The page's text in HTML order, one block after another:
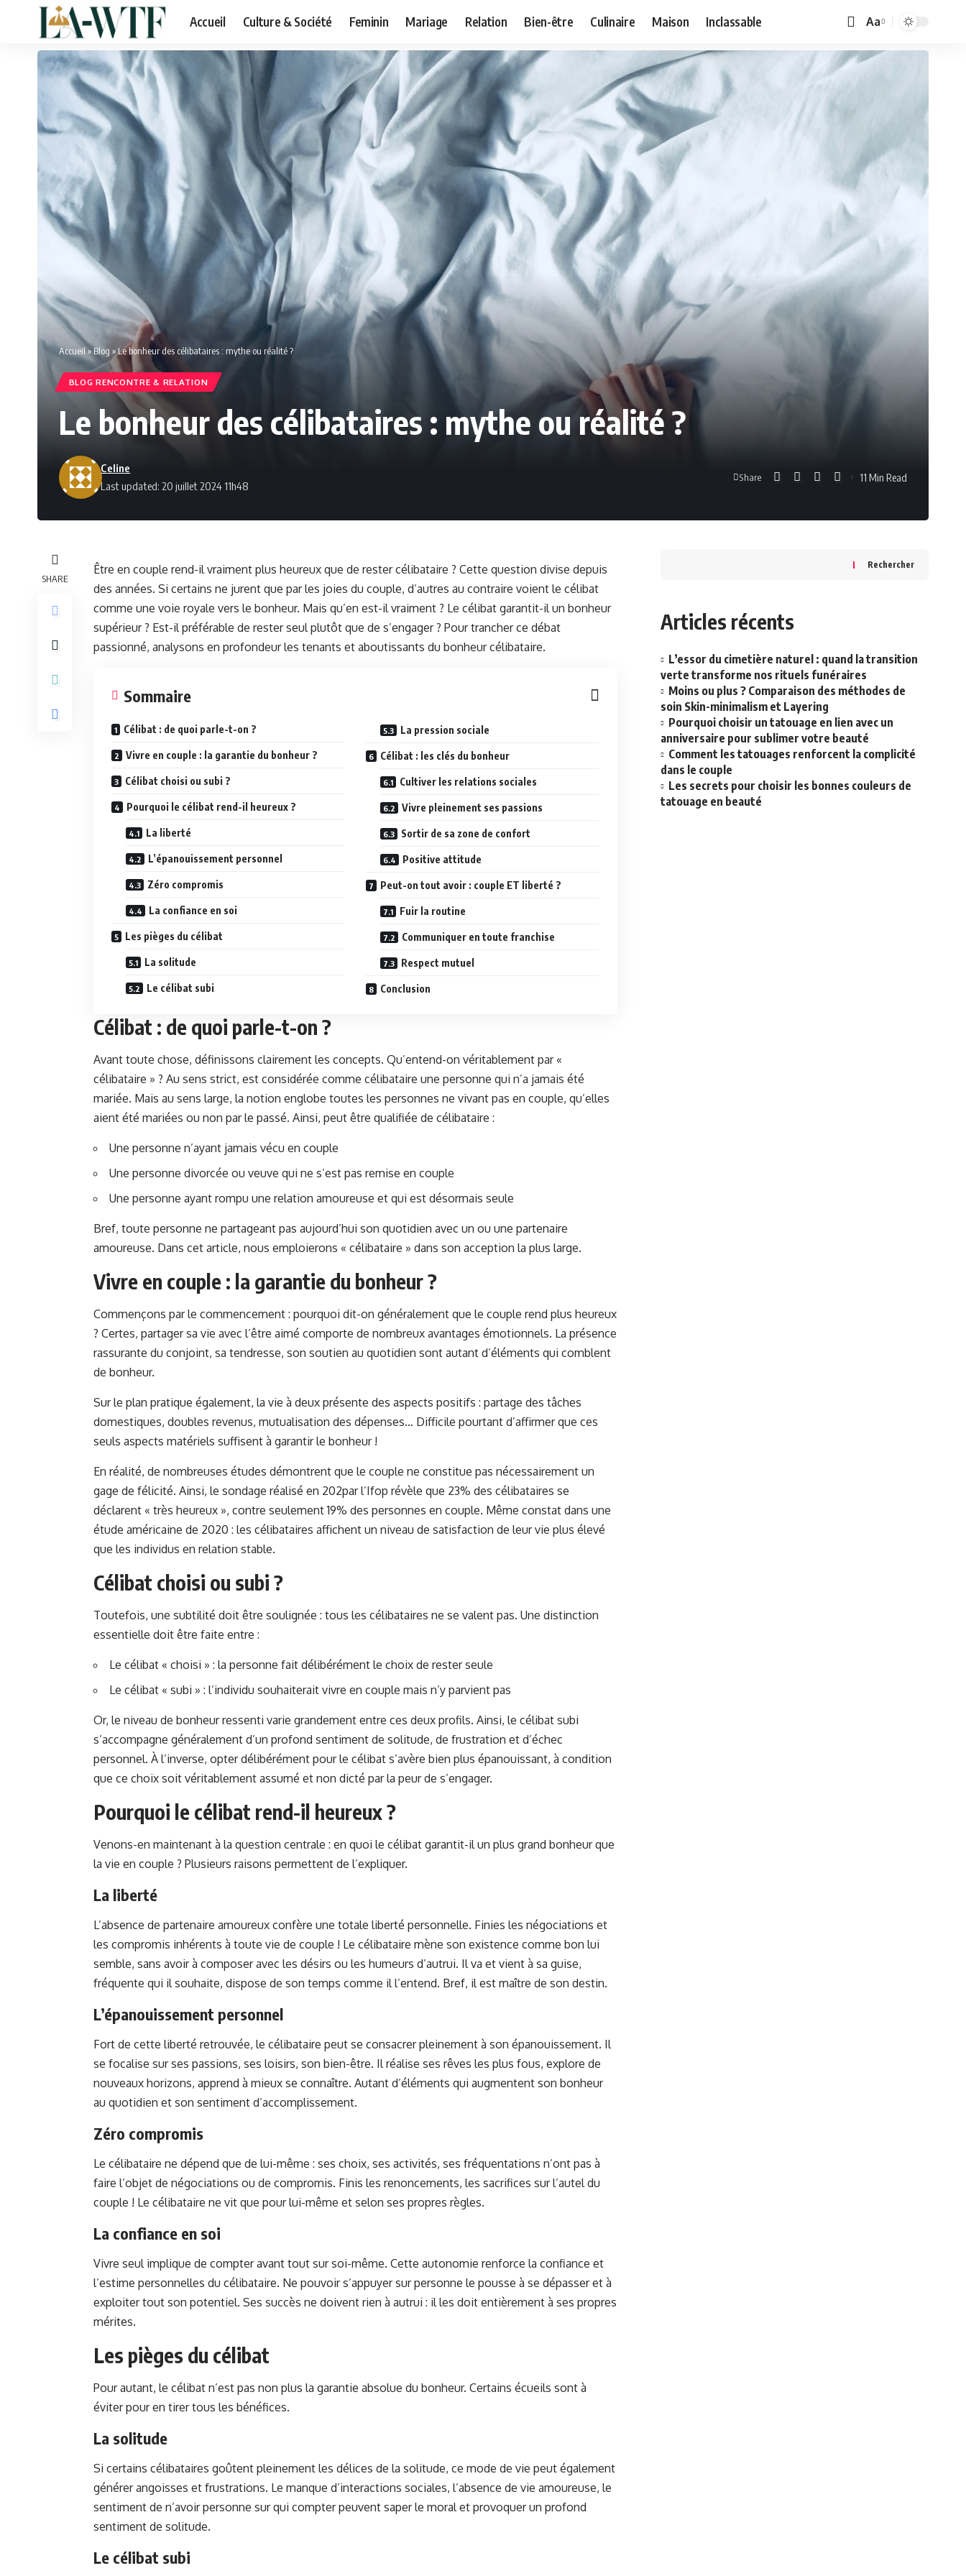
Accueil Culture & Société Feminin Mariage Relation Bien-être Culinaire Maison Inclassable
Font
Resizer
Aa
Accueil»Blog »Le bonheur des célibataires : mythe ou réalité ?
BLOG RENCONTRE & RELATION
Le bonheur des célibataires : mythe ou réalité ?
Last updated: 20 juillet 2024 11h48
Celine
Share 11 Min Read
SHARE
Être en couple rend-il vraiment plus heureux que de rester célibataire ? Cette question divise depuis
des années. Si certains ne jurent que par les joies du couple, d’autres au contraire voient le célibat
comme une voie royale vers le bonheur. Mais qu’en est-il vraiment ? Le célibat garantit-il un bonheur
supérieur ? Est-il préférable de rester seul plutôt que de s’engager ? Pour trancher ce débat
passionné, analysons en profondeur les tenants et aboutissants du bonheur célibataire.
Sommaire
Célibat : de quoi parle-t-on ?
Vivre en couple : la garantie du bonheur ?
Célibat choisi ou subi ?
Pourquoi le célibat rend-il heureux ?
La liberté
L’épanouissement personnel
Zéro compromis
La confiance en soi
Les pièges du célibat
La solitude
Le célibat subi
La pression sociale
Célibat : les clés du bonheur
Cultiver les relations sociales
Vivre pleinement ses passions
Sortir de sa zone de confort
Positive attitude
Peut-on tout avoir : couple ET liberté ?
Fuir la routine
Communiquer en toute franchise
Respect mutuel
Conclusion
Célibat : de quoi parle-t-on ?
Avant toute chose, définissons clairement les concepts. Qu’entend-on véritablement par «
célibataire » ? Au sens strict, est considérée comme célibataire une personne qui n’a jamais été
mariée. Mais au sens large, la notion englobe toutes les personnes ne vivant pas en couple, qu’elles
aient été mariées ou non par le passé. Ainsi, peut être qualifiée de célibataire :
Une personne n’ayant jamais vécu en couple
Une personne divorcée ou veuve qui ne s’est pas remise en couple
Une personne ayant rompu une relation amoureuse et qui est désormais seule
Bref, toute personne ne partageant pas aujourd’hui son quotidien avec un ou une partenaire
amoureuse. Dans cet article, nous emploierons « célibataire » dans son acception la plus large.
Vivre en couple : la garantie du bonheur ?
Commençons par le commencement : pourquoi dit-on généralement que le couple rend plus heureux
? Certes, partager sa vie avec l’être aimé comporte de nombreux avantages émotionnels. La présence
rassurante du conjoint, sa tendresse, son soutien au quotidien sont autant d’éléments qui comblent
de bonheur.
Sur le plan pratique également, la vie à deux présente des aspects positifs : partage des tâches
domestiques, doubles revenus, mutualisation des dépenses… Difficile pourtant d’affirmer que ces
seuls aspects matériels suffisent à garantir le bonheur !
En réalité, de nombreuses études démontrent que le couple ne constitue pas nécessairement un
gage de félicité. Ainsi, le sondage réalisé en 202par l’Ifop révèle que 23% des célibataires se
déclarent « très heureux », contre seulement 19% des personnes en couple. Même constat dans une
étude américaine de 2020 : les célibataires affichent un niveau de satisfaction de leur vie plus élevé
que les individus en relation stable.
Célibat choisi ou subi ?
Toutefois, une subtilité doit être soulignée : tous les célibataires ne se valent pas. Une distinction
essentielle doit être faite entre :
Le célibat « choisi » : la personne fait délibérément le choix de rester seule
Le célibat « subi » : l’individu souhaiterait vivre en couple mais n’y parvient pas
Or, le niveau de bonheur ressenti varie grandement entre ces deux profils. Ainsi, le célibat subi
s’accompagne généralement d’un profond sentiment de solitude, de frustration et d’échec
personnel. À l’inverse, opter délibérément pour le célibat s’avère bien plus épanouissant, à condition
que ce choix soit véritablement assumé et non dicté par la peur de s’engager.
Pourquoi le célibat rend-il heureux ?
Venons-en maintenant à la question centrale : en quoi le célibat garantit-il un plus grand bonheur que
la vie en couple ? Plusieurs raisons permettent de l’expliquer.
La liberté
L’absence de partenaire amoureux confère une totale liberté personnelle. Finies les négociations et
les compromis inhérents à toute vie de couple ! Le célibataire mène son existence comme bon lui
semble, sans avoir à composer avec les désirs ou les humeurs d’autrui. Il va et vient à sa guise,
fréquente qui il souhaite, dispose de son temps comme il l’entend. Bref, il est maître de son destin.
L’épanouissement personnel
Fort de cette liberté retrouvée, le célibataire peut se consacrer pleinement à son épanouissement. Il
se focalise sur ses passions, ses loisirs, son bien-être. Il réalise ses rêves les plus fous, explore de
nouveaux horizons, apprend à mieux se connaître. Autant d’éléments qui augmentent son bonheur
au quotidien et son sentiment d’accomplissement.
Zéro compromis
Le célibataire ne dépend que de lui-même : ses choix, ses activités, ses fréquentations n’ont pas à
faire l’objet de négociations ou de compromis. Finis les renoncements, les sacrifices sur l’autel du
couple ! Le célibataire ne vit que pour lui-même et selon ses propres règles.
La confiance en soi
Vivre seul implique de compter avant tout sur soi-même. Cette autonomie renforce la confiance et
l’estime personnelles du célibataire. Ne pouvoir s’appuyer sur personne le pousse à se dépasser et à
exploiter tout son potentiel. Ses succès ne doivent rien à autrui : il les doit entièrement à ses propres
mérites.
Les pièges du célibat
Pour autant, le célibat n’est pas non plus la garantie absolue du bonheur. Certains écueils sont à
éviter pour en tirer tous les bénéfices.
La solitude
Si certains célibataires goûtent pleinement les délices de la solitude, ce mode de vie peut également
générer angoisses et frustrations. Le manque d’interactions sociales, l’absence de vie amoureuse, le
sentiment de n’avoir personne sur qui compter peuvent saper le moral et provoquer un profond
sentiment de solitude.
Le célibat subi
Rechercher
Articles récents
L’essor du cimetière naturel : quand la transition
verte transforme nos rituels funéraires
Moins ou plus ? Comparaison des méthodes de
soin Skin-minimalism et Layering
Pourquoi choisir un tatouage en lien avec un
anniversaire pour sublimer votre beauté
Comment les tatouages renforcent la complicité
dans le couple
Les secrets pour choisir les bonnes couleurs de
tatouage en beauté